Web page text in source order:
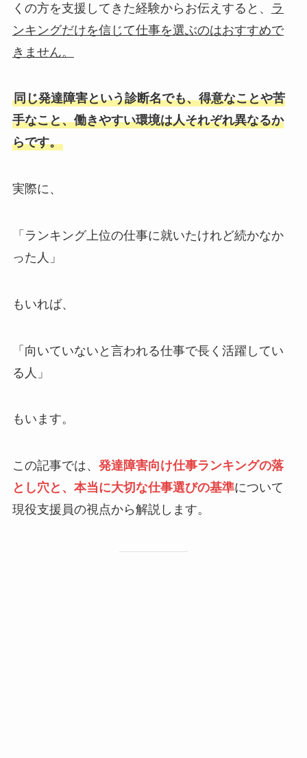
くの方を支援してきた経験からお伝えすると、
ラ
ンキングだけを信じて仕事を選ぶのはおすすめで
きません。
同じ発達障害という診断名でも、得意なことや苦
手なこと、働きやすい環境は人それぞれ異なるか
らです。
実際に、
「ランキング上位の仕事に就いたけれど続かなか
った人」
もいれば、
「向いていないと言われる仕事で長く活躍してい
る人」
もいます。
この記事では、 発達障害向け仕事ランキングの落
とし穴と、本当に大切な仕事選びの基準について
現役支援員の視点から解説します。